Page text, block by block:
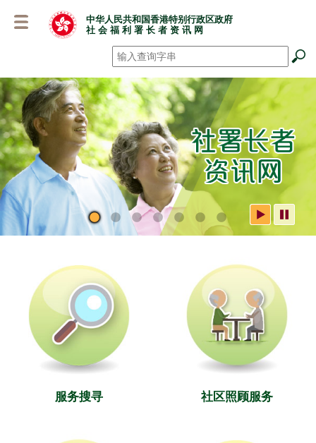
容
中华人民共和国香港特别行政区政府
社 会 福 利 署 长 者 资 讯 网
搜寻 *
社署长者资讯网
服务搜寻 社区照顾服务